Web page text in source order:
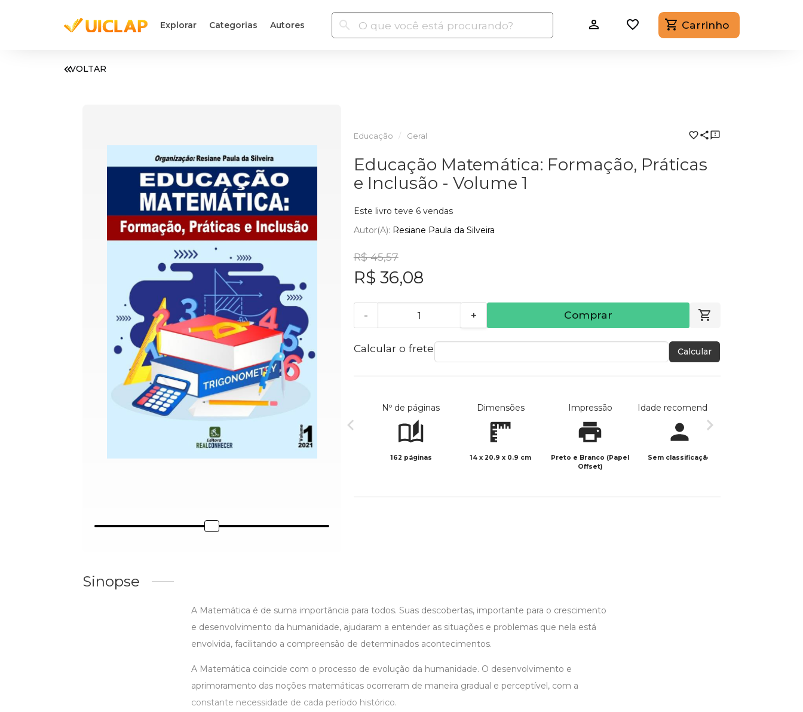
Explorar Categorias Autores Carrinho
VOLTAR
Educação Geral
Educação Matemática: Formação, Práticas
e Inclusão - Volume 1
Este livro teve 6 vendas
Autor(a): Resiane Paula da Silveira
R$ 45,57
R$ 36,08
- + Comprar
Calcular o frete Calcular
Nº de páginas
162 páginas
Dimensões
14 x 20.9 x 0.9 cm
Impressão
Preto e Branco (Papel
Offset)
Idade recomendada
Sem classificação
Sinopse
A Matemática é de suma importância para todos. Suas descobertas, importante para o crescimento
e desenvolvimento da humanidade, ajudaram a entender as situações e problemas que nela está
envolvida, facilitando a compreensão de determinados acontecimentos.
A Matemática coincide com o processo de evolução da humanidade. O desenvolvimento e
aprimoramento das noções matemáticas ocorreram de maneira gradual e perceptível, com a
constante necessidade de cada período histórico.